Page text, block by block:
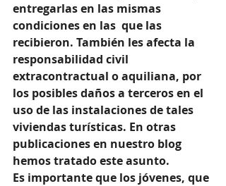
entregarlas en las mismas
condiciones en las  que las
recibieron. También les afecta la
responsabilidad civil
extracontractual o aquiliana, por
los posibles daños a terceros en el
uso de las instalaciones de tales
viviendas turísticas. En otras
publicaciones en nuestro blog
hemos tratado este asunto.
Es importante que los jóvenes, que